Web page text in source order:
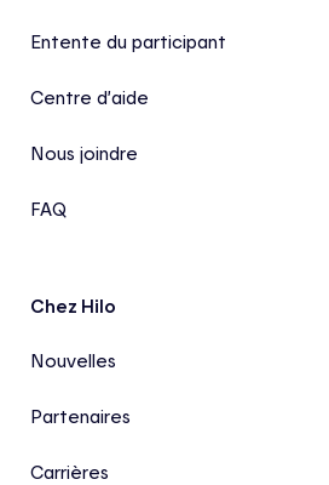
Entente du participant
Centre d’aide
Nous joindre
FAQ
Chez Hilo
Nouvelles
Partenaires
Carrières